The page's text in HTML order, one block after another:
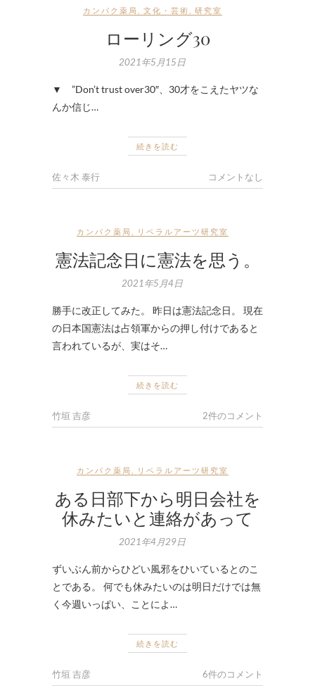
カンパク薬局 文化・芸術 研究室
ローリング30
2021年5月15日
▼ ”Don’t trust over30″、30才をこえたヤツな
んか信じ…
続きを読む
佐々木 泰行 コメントなし
カンパク薬局 リベラルアーツ研究室
憲法記念日に憲法を思う。
2021年5月4日
勝手に改正してみた。 昨日は憲法記念日。 現在
の日本国憲法は占領軍からの押し付けであると
言われているが、実はそ…
続きを読む
竹垣 吉彦 2件のコメント
カンパク薬局 リベラルアーツ研究室
ある日部下から明日会社を
休みたいと連絡があって
2021年4月29日
ずいぶん前からひどい風邪をひいているとのこ
とである。 何でも休みたいのは明日だけでは無
く今週いっぱい、ことによ…
続きを読む
竹垣 吉彦 6件のコメント